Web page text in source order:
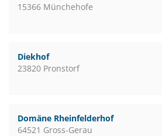
15366 Münchehofe
Diekhof
23820 Pronstorf
Domäne Rheinfelderhof
64521 Gross-Gerau